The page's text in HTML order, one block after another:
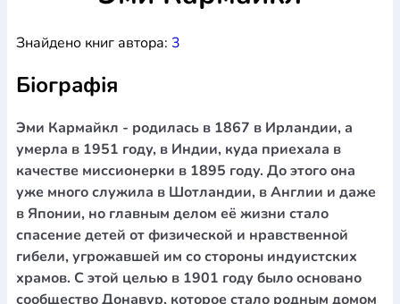
Шлюб і сім`я Юдаїзм
ПеріодикаАудіо Ручки кулькові
БлокнотиЩоденники / щотижневики
Навчальні мапи Шкіряні виробиМагніти Металеві
вироби Міні-лампиНаклейкиНастільні ігриПакети
подарунковіПлакатиПластмасові вироби Хустки
Подарункові карткиРозвиваючі ігри Репринти Свічки
Зошити
Фотокартини Чохли на Библії
Календарі
Канцелярскі товари
Комп`ютерні ігри
ЛистівкиСувенирна продукція Годинники Пазли
Книга в комплекті
За додатковою інформацією дзвоніть за номером: +38
Знайдено книг автора: 3
Біографія
Эми Кармайкл - родилась в 1867 в Ирландии, а
умерла в 1951 году, в Индии, куда приехала в
качестве миссионерки в 1895 году. До этого она
уже много служила в Шотландии, в Англии и даже
в Японии, но главным делом её жизни стало
спасение детей от физической и нравственной
гибели, угрожавшей им со стороны индуистских
храмов. С этой целью в 1901 году было основано
сообщество Донавур, которое стало родным домом